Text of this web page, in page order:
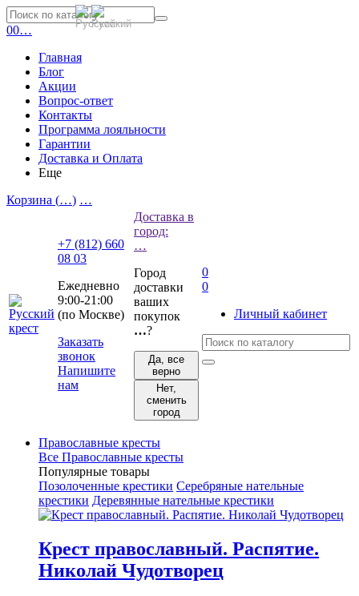
00…
Главная
Блог
Акции
Вопрос-ответ
Контакты
Программа лояльности
Гарантии
Доставка и Оплата
Еще
Корзина (…) …
+7 (812) 660
08 03
Ежедневно
9:00-21:00
(по Москве)
Заказать
звонок
Напишите
нам
Доставка в
город:
…
Город
доставки
ваших
покупок
…?
Да, все
верно
Нет,
сменить
город
0
0
Личный кабинет
Православные кресты
Все Православные кресты
Популярные товары
Позолоченные крестики Серебряные нательные
крестики Деревянные нательные крестики
Крест православный. Распятие.
Николай Чудотворец